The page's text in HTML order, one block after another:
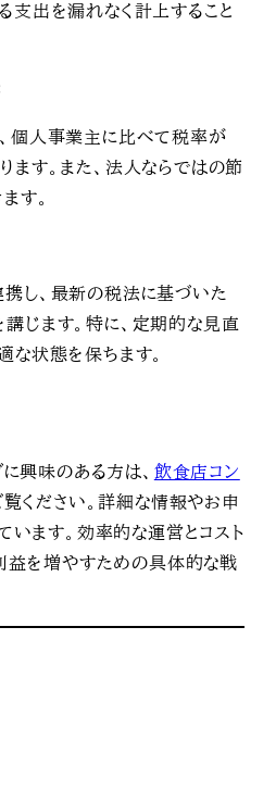
支出を漏れなく計上すること
個人事業主に比べて税率が
ます。また、法人ならではの節
す。
し、最新の税法に基づいた
じます。特に、定期的な見直
な状態を保ちます。
興味のある方は、 飲食店コン
覧ください。詳細な情報やお申
います。効率的な運営とコスト
益を増やすための具体的な戦